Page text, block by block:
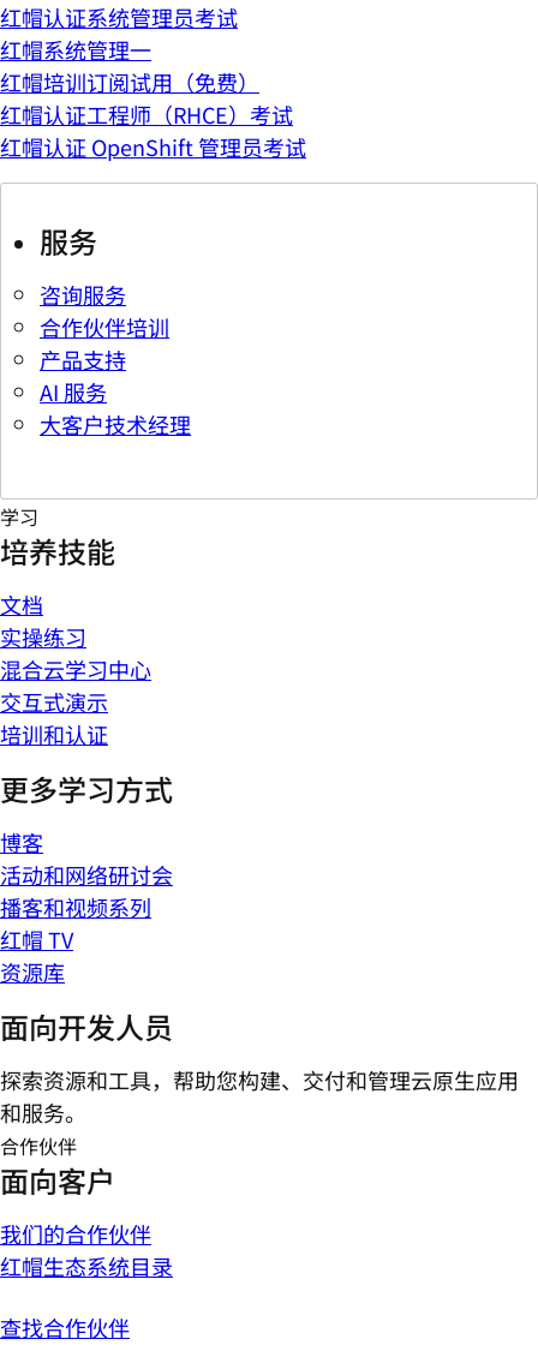
红帽认证系统管理员考试
红帽系统管理一
红帽培训订阅试用（免费）
红帽认证工程师（RHCE）考试
红帽认证 OpenShift 管理员考试
服务
咨询服务
合作伙伴培训
产品支持
AI 服务
大客户技术经理
学习
培养技能
文档
实操练习
混合云学习中心
交互式演示
培训和认证
更多学习方式
博客
活动和网络研讨会
播客和视频系列
红帽 TV
资源库
面向开发人员
探索资源和工具，帮助您构建、交付和管理云原生应用
和服务。
合作伙伴
面向客户
我们的合作伙伴
红帽生态系统目录
查找合作伙伴